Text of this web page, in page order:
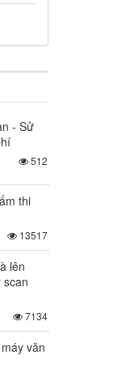
- Sử
512
thi
13517
lên
scan
7134
văn